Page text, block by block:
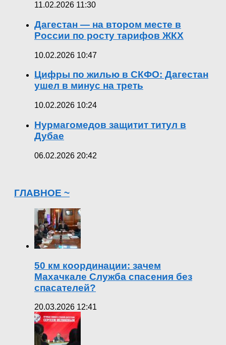
11.02.2026 11:30
Дагестан — на втором месте в
России по росту тарифов ЖКХ
10.02.2026 10:47
Цифры по жилью в СКФО: Дагестан
ушел в минус на треть
10.02.2026 10:24
Нурмагомедов защитит титул в
Дубае
06.02.2026 20:42
ГЛАВНОЕ ~
50 км координации: зачем
Махачкале Служба спасения без
спасателей?
20.03.2026 12:41